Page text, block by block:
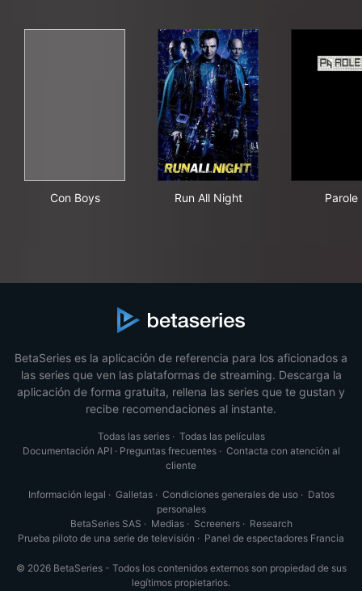
Con Boys Run All Night Parole
BetaSeries es la aplicación de referencia para los aficionados a
las series que ven las plataformas de streaming. Descarga la
aplicación de forma gratuita, rellena las series que te gustan y
recibe recomendaciones al instante.
Todas las series· Todas las películas
Documentación API · Preguntas frecuentes· Contacta con atención al
cliente
Información legal · Galletas· Condiciones generales de uso· Datos
personales
BetaSeries SAS · Medias· Screeners· Research
Prueba piloto de una serie de televisión · Panel de espectadores Francia
© 2026 BetaSeries - Todos los contenidos externos son propiedad de sus
legítimos propietarios.